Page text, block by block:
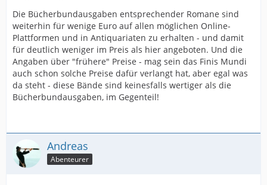
Die Bücherbundausgaben entsprechender Romane sind
weiterhin für wenige Euro auf allen möglichen Online-
Plattformen und in Antiquariaten zu erhalten - und damit
für deutlich weniger im Preis als hier angeboten. Und die
Angaben über "frühere" Preise - mag sein das Finis Mundi
auch schon solche Preise dafür verlangt hat, aber egal was
da steht - diese Bände sind keinesfalls wertiger als die
Bücherbundausgaben, im Gegenteil!
Andreas
Abenteurer